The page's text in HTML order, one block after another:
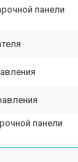
панели
панели